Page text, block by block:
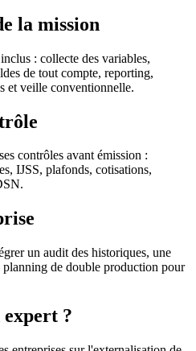
la mission
: collecte des variables,
de tout compte, reporting,
et veille conventionnelle.
contrôles avant émission :
IJSS, plafonds, cotisations,
un audit des historiques, une
planning de double production pour
?